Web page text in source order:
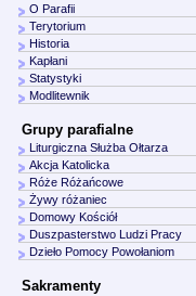
O Parafii
Terytorium
Historia
Kapłani
Statystyki
Modlitewnik
Grupy parafialne
Liturgiczna Służba Ołtarza
Akcja Katolicka
Róże Różańcowe
Żywy różaniec
Domowy Kościół
Duszpasterstwo Ludzi Pracy
Dzieło Pomocy Powołaniom
Sakramenty